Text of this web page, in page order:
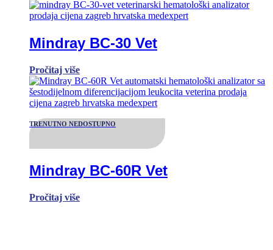
Mindray BC-30 Vet
Pročitaj više
TRENUTNO NEDOSTUPNO
Mindray BC-60R Vet
Pročitaj više